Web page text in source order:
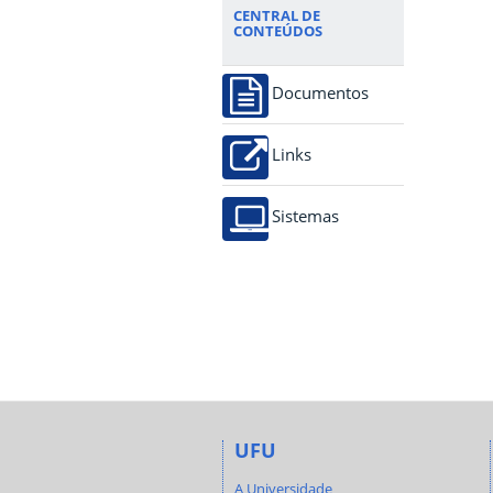
CENTRAL DE
CONTEÚDOS
Documentos
Links
Sistemas
UFU
A Universidade